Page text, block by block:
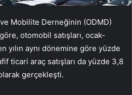
Mobilite Derneğinin (ODMD)
otomobil satışları, ocak-
yılın aynı dönemine göre yüzde
ticari araç satışları da yüzde 3,8
gerçekleşti.